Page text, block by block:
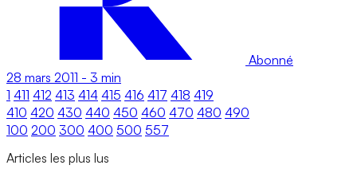
Abonné
28 mars 2011 - 3 min
1 411 412 413 414 415 416 417 418 419
410 420 430 440 450 460 470 480 490
100 200 300 400 500 557
Articles les plus lus